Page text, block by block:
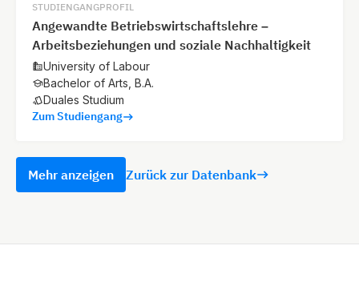
STUDIENGANGPROFIL
Angewandte Betriebswirtschaftslehre –
Arbeitsbeziehungen und soziale Nachhaltigkeit
University of Labour
Bachelor of Arts, B.A.
Duales Studium
Zum Studiengang
Mehr anzeigen Zurück zur Datenbank